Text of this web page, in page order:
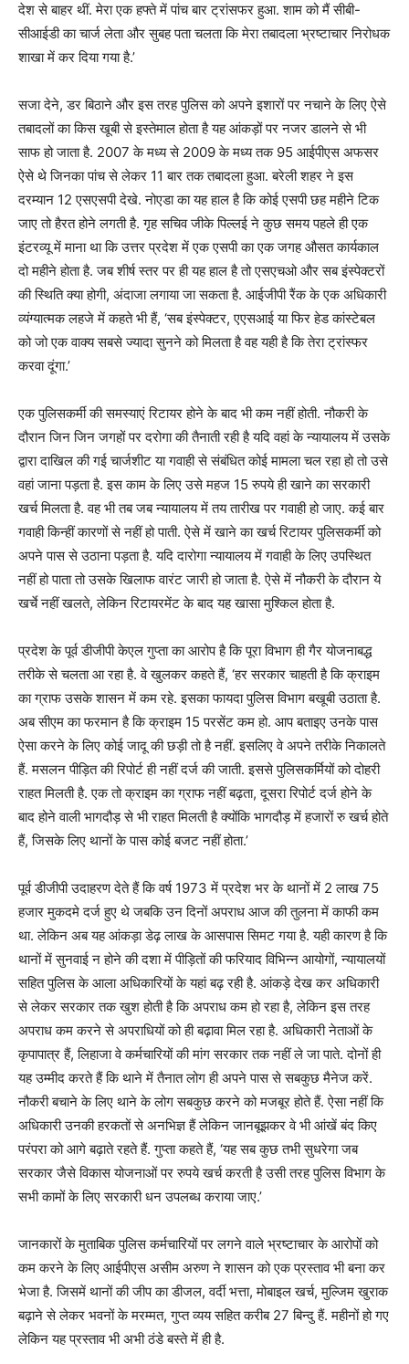
देश से बाहर थीं. मेरा एक हफ्ते में पांच बार ट्रांसफर हुआ. शाम को मैं सीबी-
सीआईडी का चार्ज लेता और सुबह पता चलता कि मेरा तबादला भ्रष्टाचार निरोधक
शाखा में कर दिया गया है.’
सजा देने, डर बिठाने और इस तरह पुलिस को अपने इशारों पर नचाने के लिए ऐसे
तबादलों का किस खूबी से इस्तेमाल होता है यह आंकड़ों पर नजर डालने से भी
साफ हो जाता है. 2007 के मध्य से 2009 के मध्य तक 95 आईपीएस अफसर
ऐसे थे जिनका पांच से लेकर 11 बार तक तबादला हुआ. बरेली शहर ने इस
दरम्यान 12 एसएसपी देखे. नोएडा का यह हाल है कि कोई एसपी छह महीने टिक
जाए तो हैरत होने लगती है. गृह सचिव जीके पिल्लई ने कुछ समय पहले ही एक
इंटरव्यू में माना था कि उत्तर प्रदेश में एक एसपी का एक जगह औसत कार्यकाल
दो महीने होता है. जब शीर्ष स्तर पर ही यह हाल है तो एसएचओ और सब इंस्पेक्टरों
की स्थिति क्या होगी, अंदाजा लगाया जा सकता है. आईजीपी रैंक के एक अधिकारी
व्यंग्यात्मक लहजे में कहते भी हैं, ‘सब इंस्पेक्टर, एएसआई या फिर हेड कांस्टेबल
को जो एक वाक्य सबसे ज्यादा सुनने को मिलता है वह यही है कि तेरा ट्रांस्फर
करवा दूंगा.’
एक पुलिसकर्मी की समस्याएं रिटायर होने के बाद भी कम नहीं होती. नौकरी के
दौरान जिन जिन जगहों पर दरोगा की तैनाती रही है यदि वहां के न्यायालय में उसके
द्वारा दाखिल की गई चार्जशीट या गवाही से संबंधित कोई मामला चल रहा हो तो उसे
वहां जाना पड़ता है. इस काम के लिए उसे महज 15 रुपये ही खाने का सरकारी
खर्च मिलता है. वह भी तब जब न्यायालय में तय तारीख पर गवाही हो जाए. कई बार
गवाही किन्हीं कारणों से नहीं हो पाती. ऐसे में खाने का खर्च रिटायर पुलिसकर्मी को
अपने पास से उठाना पड़ता है. यदि दारोगा न्यायालय में गवाही के लिए उपस्थित
नहीं हो पाता तो उसके खिलाफ वारंट जारी हो जाता है. ऐसे में नौकरी के दौरान ये
खर्चे नहीं खलते, लेकिन रिटायरमेंट के बाद यह खासा मुश्किल होता है.
प्रदेश के पूर्व डीजीपी केएल गुप्ता का आरोप है कि पूरा विभाग ही गैर योजनाबद्ध
तरीके से चलता आ रहा है. वे खुलकर कहते हैं, ‘हर सरकार चाहती है कि क्राइम
का ग्राफ उसके शासन में कम रहे. इसका फायदा पुलिस विभाग बखूबी उठाता है.
अब सीएम का फरमान है कि क्राइम 15 परसेंट कम हो. आप बताइए उनके पास
ऐसा करने के लिए कोई जादू की छड़ी तो है नहीं. इसलिए वे अपने तरीके निकालते
हैं. मसलन पीड़ित की रिपोर्ट ही नहीं दर्ज की जाती. इससे पुलिसकर्मियों को दोहरी
राहत मिलती है. एक तो क्राइम का ग्राफ नहीं बढ़ता, दूसरा रिपोर्ट दर्ज होने के
बाद होने वाली भागदौड़ से भी राहत मिलती है क्योंकि भागदौड़ में हजारों रु खर्च होते
हैं, जिसके लिए थानों के पास कोई बजट नहीं होता.’
पूर्व डीजीपी उदाहरण देते हैं कि वर्ष 1973 में प्रदेश भर के थानों में 2 लाख 75
हजार मुकदमे दर्ज हुए थे जबकि उन दिनों अपराध आज की तुलना में काफी कम
था. लेकिन अब यह आंकड़ा डेढ़ लाख के आसपास सिमट गया है. यही कारण है कि
थानों में सुनवाई न होने की दशा में पीड़ितों की फरियाद विभिन्न आयोगों, न्यायालयों
सहित पुलिस के आला अधिकारियों के यहां बढ़ रही है. आंकड़े देख कर अधिकारी
से लेकर सरकार तक खुश होती है कि अपराध कम हो रहा है, लेकिन इस तरह
अपराध कम करने से अपराधियों को ही बढ़ावा मिल रहा है. अधिकारी नेताओं के
कृपापात्र हैं, लिहाजा वे कर्मचारियों की मांग सरकार तक नहीं ले जा पाते. दोनों ही
यह उम्मीद करते हैं कि थाने में तैनात लोग ही अपने पास से सबकुछ मैनेज करें.
नौकरी बचाने के लिए थाने के लोग सबकुछ करने को मजबूर होते हैं. ऐसा नहीं कि
अधिकारी उनकी हरकतों से अनभिज्ञ हैं लेकिन जानबूझकर वे भी आंखें बंद किए
परंपरा को आगे बढ़ाते रहते हैं. गुप्ता कहते हैं, ‘यह सब कुछ तभी सुधरेगा जब
सरकार जैसे विकास योजनाओं पर रुपये खर्च करती है उसी तरह पुलिस विभाग के
सभी कामों के लिए सरकारी धन उपलब्ध कराया जाए.’
जानकारों के मुताबिक पुलिस कर्मचारियों पर लगने वाले भ्रष्टाचार के आरोपों को
कम करने के लिए आईपीएस असीम अरुण ने शासन को एक प्रस्ताव भी बना कर
भेजा है. जिसमें थानों की जीप का डीजल, वर्दी भत्ता, मोबाइल खर्च, मुल्जिम खुराक
बढ़ाने से लेकर भवनों के मरम्मत, गुप्त व्यय सहित करीब 27 बिन्दु हैं. महीनों हो गए
लेकिन यह प्रस्ताव भी अभी ठंडे बस्ते में ही है.